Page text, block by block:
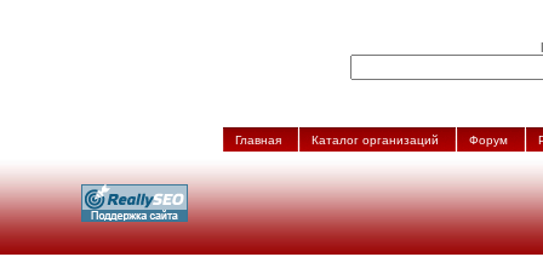
Главная Каталог организаций Форум